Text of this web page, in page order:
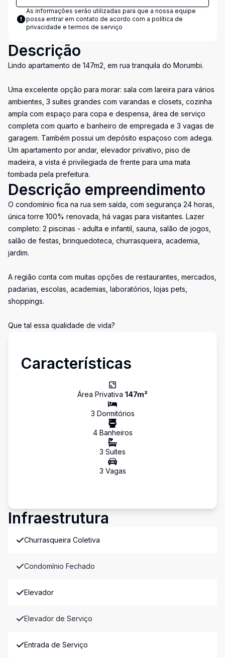
As informações serão utilizadas para que a nossa equipe
possa entrar em contato de acordo com a política de
privacidade e termos de serviço
Descrição
Lindo apartamento de 147m2, em rua tranquila do Morumbi.
Uma excelente opção para morar: sala com lareira para vários
ambientes, 3 suítes grandes com varandas e closets, cozinha
ampla com espaço para copa e despensa, área de serviço
completa com quarto e banheiro de empregada e 3 vagas de
garagem. Também possui um depósito espaçoso com adega.
Um apartamento por andar, elevador privativo, piso de
madeira, a vista é privilegiada de frente para uma mata
tombada pela prefeitura.
Descrição empreendimento
O condomínio fica na rua sem saída, com segurança 24 horas,
única torre 100% renovada, há vagas para visitantes. Lazer
completo: 2 piscinas - adulta e infantil, sauna, salão de jogos,
salão de festas, brinquedoteca, churrasqueira, academia,
jardim.
A região conta com muitas opções de restaurantes, mercados,
padarias, escolas, academias, laboratórios, lojas pets,
shoppings.
Que tal essa qualidade de vida?
Características
Área Privativa 147m²
3 Dormitórios
4Banheiros
3 Suítes
3 Vagas
Infraestrutura
Churrasqueira Coletiva
Condomínio Fechado
Elevador
Elevador de Serviço
Entrada de Serviço